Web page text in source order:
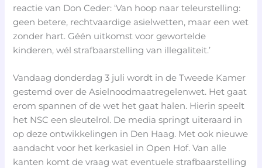
reactie van Don Ceder: ‘Van hoop naar teleurstelling:
geen betere, rechtvaardige asielwetten, maar een wet
zonder hart. Géén uitkomst voor gewortelde
kinderen, wél strafbaarstelling van illegaliteit.’
Vandaag donderdag 3 juli wordt in de Tweede Kamer
gestemd over de Asielnoodmaatregelenwet. Het gaat
erom spannen of de wet het gaat halen. Hierin speelt
het NSC een sleutelrol. De media springt uiteraard in
op deze ontwikkelingen in Den Haag. Met ook nieuwe
aandacht voor het kerkasiel in Open Hof. Van alle
kanten komt de vraag wat eventuele strafbaarstelling